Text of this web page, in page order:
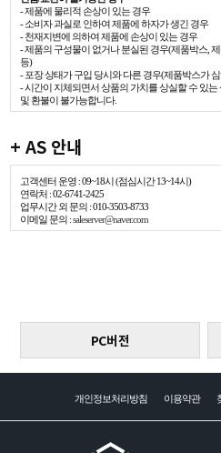
- 제품에 물리적 손상이 있는 경우
- 소비자 과실로 인하여 제품에 하자가 생긴 경우
- 천재지변에 의하여 제품에 손상이 있는 경우
- 제품의 구성물이 없거나 분실된 경우(제품박스,
등)
- 포장 상태가 구입 당시와 다른 경우(제품박스가
- 시간이 지체되면서 상품의 가치를 상실할 수 있
및 환불이 불가능합니다.
+ AS 안내
고객센터 운영 : 09~18시 (점심시간 13~14시)
연락처 : 02-6741-2425
업무시간 외 문의 : 010-3503-8733
이메일 문의 :saleserver@naver.com
PC버전
개인정보처리방침 이용약관